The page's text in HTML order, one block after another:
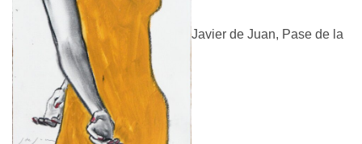
Javier de Juan, Pase de la